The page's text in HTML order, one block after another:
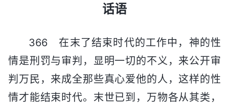
话语
366 在末了结束时代的工作中，神的性
情是刑罚与审判，显明一切的不义，来公开审
判万民，来成全那些真心爱他的人，这样的性
情才能结束时代。末世已到，万物各从其类，